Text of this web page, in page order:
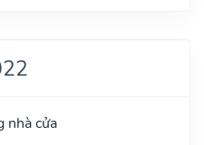
nhà cửa